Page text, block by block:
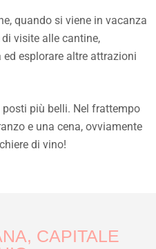
quando si viene in vacanza
visite alle cantine,
esplorare altre attrazioni
più belli. Nel frattempo
e una cena, ovviamente
di vino!
CAPITALE